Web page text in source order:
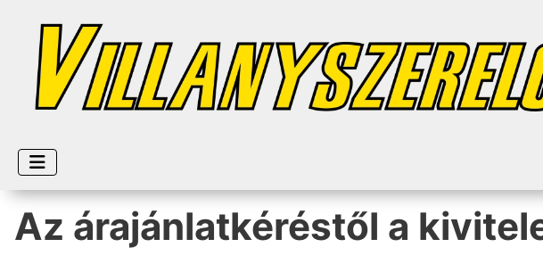
Az árajánlatkéréstől a